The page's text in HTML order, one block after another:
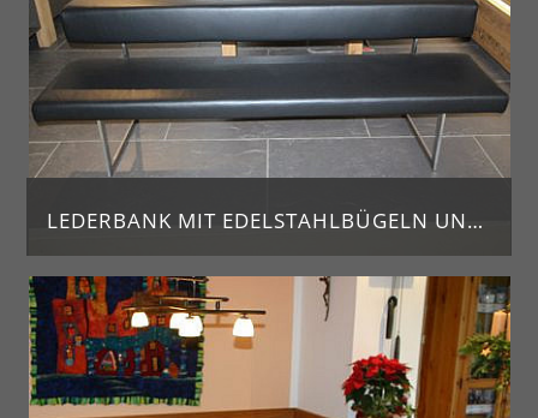
LEDERBANK MIT EDELSTAHLBÜGELN UND EINEM DICKEN RÜCKENPOLSTER. KANN AUF MASS GEFERTIGT WERDEN. NATÜRLICH AUCH MIT ANDEREM LEDER ODER STOFFEN
Lederbank mit Edelstahlbügeln und einem dicken Rückenpolster. Die Bank wird auf Maß gefertigt. Natürlich können Sie die Bank auch in vielen anderen Lederfarben bekommen